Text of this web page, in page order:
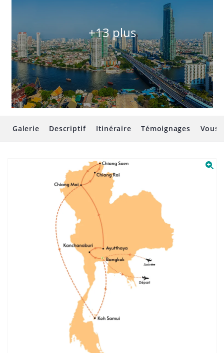
+13 plus
Galerie Descriptif Itinéraire Témoignages Vous